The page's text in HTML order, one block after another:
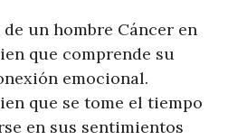
un hombre Cáncer en
que comprende su
emocional.
que se tome el tiempo
en sus sentimientos